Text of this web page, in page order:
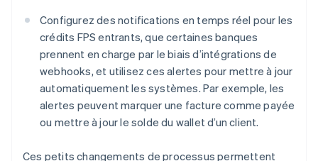
Configurez des notifications en temps réel pour les
crédits FPS entrants, que certaines banques
prennent en charge par le biais d’intégrations de
webhooks, et utilisez ces alertes pour mettre à jour
automatiquement les systèmes. Par exemple, les
alertes peuvent marquer une facture comme payée
ou mettre à jour le solde du wallet d’un client.
Ces petits changements de processus permettent